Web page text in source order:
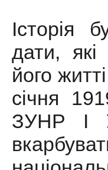
Історія
дати,
його
січня
ЗУНР І